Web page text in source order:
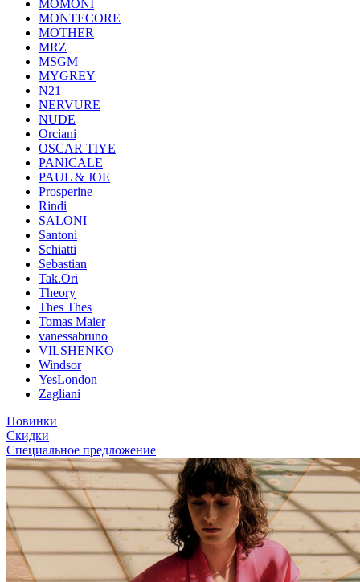
MOMONI
MONTECORE
MOTHER
MRZ
MSGM
MYGREY
N21
NERVURE
NUDE
Orciani
OSCAR TIYE
PANICALE
PAUL & JOE
Prosperine
Rindi
SALONI
Santoni
Schiatti
Sebastian
Tak.Ori
Theory
Thes Thes
Tomas Maier
vanessabruno
VILSHENKO
Windsor
YesLondon
Zagliani
Новинки
Скидки
Специальное предложение